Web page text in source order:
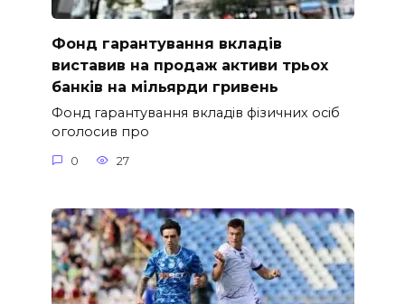
Фонд гарантування вкладів
виставив на продаж активи трьох
банків на мільярди гривень
Фонд гарантування вкладів фізичних осіб
оголосив про
0 27